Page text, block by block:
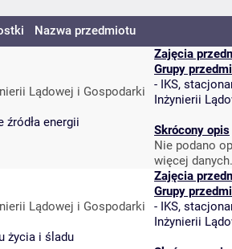
Nazwa przedmiotu
Lądowej i Gospodarki
źródła energii
Zajęcia
Grupy
- IKS,
Inżynierii
Skrócony opis
Nie podano
więcej danych.
Lądowej i Gospodarki
życia i śladu
Zajęcia
Grupy
- IKS,
Inżynierii